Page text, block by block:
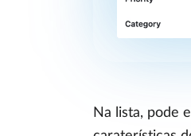
Na lista, pode